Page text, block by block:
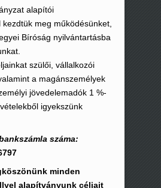
alapítói
kezdtük meg működésünket,
Bíróság nyilvántartásba
szülői, vállalkozói
a magánszemélyek
jövedelemadók 1 %-
igyekszünk
száma:
minden
alapítványunk céljait